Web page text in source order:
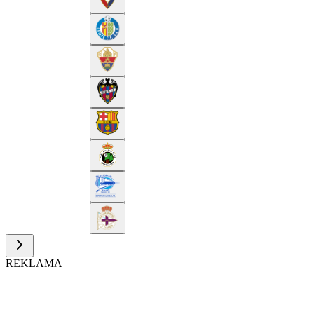
REKLAMA